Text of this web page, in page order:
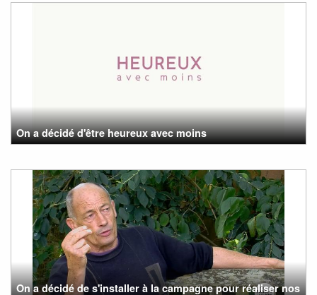
On a décidé d'être heureux avec moins
On a décidé de s'installer à la campagne pour réaliser nos